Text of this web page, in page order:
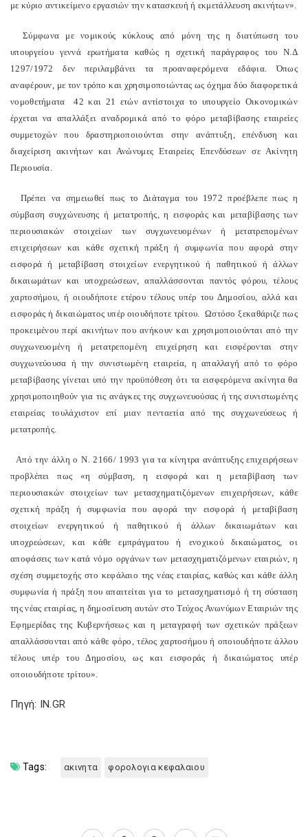
με κύριο αντικείμενο εργασιών την κατασκευή ή εκμετάλλευση ακινήτων».
Σύμφωνα με νομικούς κύκλους από μόνη της η διατύπωση του
υπουργείου γεννά ερωτήματα καθώς η σχετική παράγραφος του Ν.Δ
1297/1972 δεν περιλαμβάνει τα προαναφερόμενα εδάφια. Όπως
αναφέρουν, με τον τρόπο και χρησιμοποιώντας ως όχημα δύο διαφορετικά
νομοθετήματα 42 και 21 ετών αντίστοιχα το υπουργείο Οικονομικών
έρχεται να απαλλάξει αναδρομικά από το φόρο μεταβίβασης εταιρείες
συμμετοχών που δραστηριοποιούνται στην ανάπτυξη, επένδυση και
διαχείριση ακινήτων και Ανώνυμες Εταιρείες Επενδύσεων σε Ακίνητη
Περιουσία.
Πρέπει να σημειωθεί πως το Διάταγμα του 1972 προέβλεπε πως η
σύμβαση συγχώνευσης ή μετατροπής, η εισφοράς και μεταβίβασης των
περιουσιακών στοιχείων των συγχωνευομένων ή μετατρεπομένων
επιχειρήσεων και κάθε σχετική πράξη ή συμφωνία που αφορά στην
εισφορά ή μεταβίβαση στοιχείων ενεργητικού ή παθητικού ή άλλων
δικαιωμάτων και υποχρεώσεων, απαλλάσσονται παντός φόρου, τέλους
χαρτοσήμου, ή οιουδήποτε ετέρου τέλους υπέρ του Δημοσίου, αλλά και
εισφοράς ή δικαιώματος υπέρ οιουδήποτε τρίτου. Ωστόσο ξεκαθάριζε πως
προκειμένου περί ακινήτων που ανήκουν και χρησιμοποιούνται από την
συγχωνευομένη ή μετατρεπομένη επιχείρηση και εισφέρονται στην
συγχωνεύουσα ή την συνιστωμένη εταιρεία, η απαλλαγή από το φόρο
μεταβίβασης γίνεται υπό την προϋπόθεση ότι τα εισφερόμενα ακίνητα θα
χρησιμοποιηθούν για τις ανάγκες της συγχωνευούσας ή της συνιστωμένης
εταιρείας τουλάχιστον επί μιαν πενταετία από της συγχωνεύσεως ή
μετατροπής.
Από την άλλη ο Ν. 2166/ 1993 για τα κίνητρα ανάπτυξης επιχειρήσεων
προβλέπει πως «η σύμβαση, η εισφορά και η μεταβίβαση των
περιουσιακών στοιχείων των μετασχηματιζόμενων επιχειρήσεων, κάθε
σχετική πράξη ή συμφωνία που αφορά την εισφορά ή μεταβίβαση
στοιχείων ενεργητικού ή παθητικού ή άλλων δικαιωμάτων και
υποχρεώσεων, και κάθε εμπράγματου ή ενοχικού δικαιώματος, οι
αποφάσεις των κατά νόμο οργάνων των μετασχηματιζόμενων εταιριών, η
σχέση συμμετοχής στο κεφάλαιο της νέας εταιρίας, καθώς και κάθε άλλη
συμφωνία ή πράξη που απαιτείται για το μετασχηματισμό ή τη σύσταση
της νέας εταιρίας, η δημοσίευση αυτών στο Τεύχος Ανωνύμων Εταιριών της
Εφημερίδας της Κυβερνήσεως και η μεταγραφή των σχετικών πράξεων
απαλλάσσονται από κάθε φόρο, τέλος χαρτοσήμου ή οποιουδήποτε άλλου
τέλους υπέρ του Δημοσίου, ως και εισφοράς ή δικαιώματος υπέρ
οποιουδήποτε τρίτου».
Πηγή: IN.GR
Tags: ακινητα φορολογια κεφαλαιου